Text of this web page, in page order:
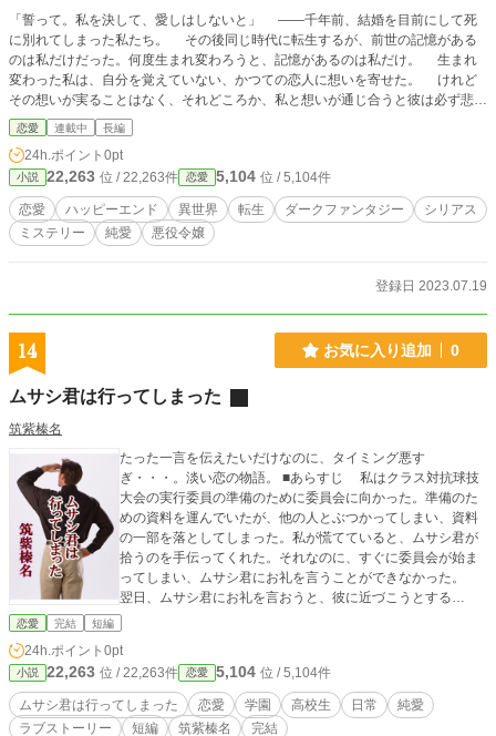
「誓って。私を決して、愛しはしないと」 ――千年前、結婚を目前にして死
に別れてしまった私たち。 その後同じ時代に転生するが、前世の記憶がある
のは私だけだった。何度生まれ変わろうと、記憶があるのは私だけ。 生まれ
変わった私は、自分を覚えていない、かつての恋人に想いを寄せた。 けれど
その想いが実ることはなく、それどころか、私と想いが通じ合うと彼は必ず悲惨
な死を遂げてしまうのだ。 だから私は諦めた。 彼を愛することを。彼に愛
されることを。――それなのに。 あれから千年。 伯爵家の娘として生まれ
変わった私のもとに、ある日縁談が申し込まれる。その相手はなんと、もう二度
と関わらないと心に誓った彼だった。 ――千年の時を経て、二人の運命の歯
車がようやく動き始める。果たして二人は結ばれることができるのか――。 ※
この作品はコミカライズされています。アマゾン、レンタ、コミックシーモア、
めちゃコミックその他の各電子書籍サイトにて配信中。
恋愛 連載中 長編
24h.ポイント 0pt
小説 22,263 位 / 22,263件 恋愛 5,104 位 / 5,104件
恋愛 ハッピーエンド 異世界 転生 ダークファンタジー
シリアス
ミステリー
純愛 悪役令嬢
登録日 2023.07.19
14 お気に入り追加 0
ムサシ君は行ってしまった
筑紫榛名
たった一言を伝えたいだけなのに、タイミング悪す
ぎ・・・。淡い恋の物語。 ■あらすじ 私はクラス対抗球技
大会の実行委員の準備のために委員会に向かった。準備のた
めの資料を運んでいたが、他の人とぶつかってしまい、資料
の一部を落としてしまった。私が慌てていると、ムサシ君が
拾うのを手伝ってくれた。それなのに、すぐに委員会が始ま
ってしまい、ムサシ君にお礼を言うことができなかった。
翌日、ムサシ君にお礼を言おうと、彼に近づこうとする
が……。 ※400字詰め原稿用紙換算枚数：25枚 ※こちらの作
にも掲載予定です。
恋愛 完結 短編
24h.ポイント 0pt
小説 22,263 位 / 22,263件 恋愛 5,104 位 / 5,104件
ムサシ君は行ってしまった 恋愛 学園 高校生 日常
純愛
ラブストーリー
短編 筑紫榛名 完結